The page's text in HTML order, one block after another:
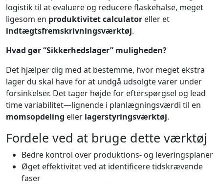
logistik til at evaluere og reducere flaskehalse, meget
ligesom en produktivitet calculator eller et
indtægtsfremskrivningsværktøj.
Hvad gør “Sikkerhedslager” muligheden?
Det hjælper dig med at bestemme, hvor meget ekstra
lager du skal have for at undgå udsolgte varer under
forsinkelser. Det tager højde for efterspørgsel og lead
time variabilitet—lignende i planlægningsværdi til en
momsopdeling eller lagerstyringsværktøj.
Fordele ved at bruge dette værktøj
Bedre kontrol over produktions- og leveringsplaner
Øget effektivitet ved at identificere tidskrævende
faser